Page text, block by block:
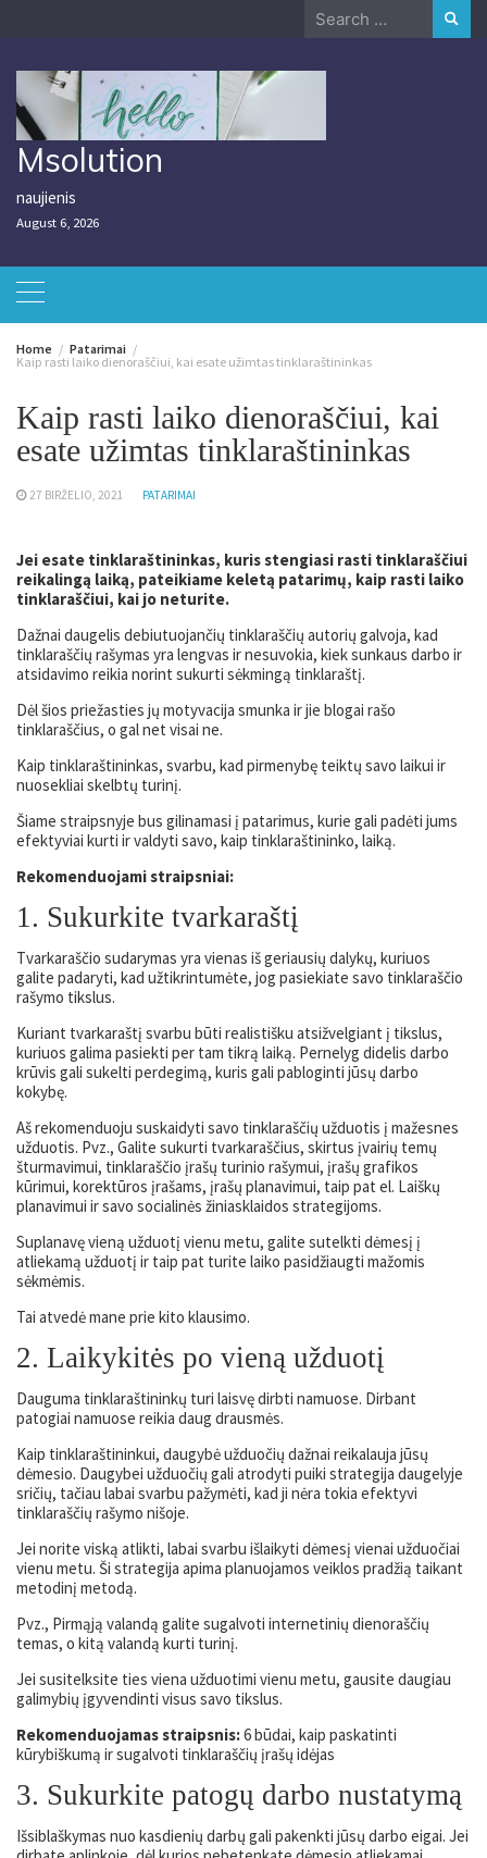
Search
Msolution
naujienis
August 6, 2026
Home
Patarimai
Kaip rasti laiko dienoraščiui, kai esate užimtas tinklaraštininkas
Kaip rasti laiko dienoraščiui, kai
esate užimtas tinklaraštininkas
27 BIRŽELIO, 2021 PATARIMAI
Jei esate tinklaraštininkas, kuris stengiasi rasti tinklaraščiui
reikalingą laiką, pateikiame keletą patarimų, kaip rasti laiko
tinklaraščiui, kai jo neturite.
Dažnai daugelis debiutuojančių tinklaraščių autorių galvoja, kad
tinklaraščių rašymas yra lengvas ir nesuvokia, kiek sunkaus darbo ir
atsidavimo reikia norint sukurti sėkmingą tinklaraštį.
Dėl šios priežasties jų motyvacija smunka ir jie blogai rašo
tinklaraščius, o gal net visai ne.
Kaip tinklaraštininkas, svarbu, kad pirmenybę teiktų savo laikui ir
nuosekliai skelbtų turinį.
Šiame straipsnyje bus gilinamasi į patarimus, kurie gali padėti jums
efektyviai kurti ir valdyti savo, kaip tinklaraštininko, laiką.
Rekomenduojami straipsniai:
1. Sukurkite tvarkaraštį
Tvarkaraščio sudarymas yra vienas iš geriausių dalykų, kuriuos
galite padaryti, kad užtikrintumėte, jog pasiekiate savo tinklaraščio
rašymo tikslus.
Kuriant tvarkaraštį svarbu būti realistišku atsižvelgiant į tikslus,
kuriuos galima pasiekti per tam tikrą laiką. Pernelyg didelis darbo
krūvis gali sukelti perdegimą, kuris gali pabloginti jūsų darbo
kokybę.
Aš rekomenduoju suskaidyti savo tinklaraščių užduotis į mažesnes
užduotis. Pvz., Galite sukurti tvarkaraščius, skirtus įvairių temų
šturmavimui, tinklaraščio įrašų turinio rašymui, įrašų grafikos
kūrimui, korektūros įrašams, įrašų planavimui, taip pat el. Laiškų
planavimui ir savo socialinės žiniasklaidos strategijoms.
Suplanavę vieną užduotį vienu metu, galite sutelkti dėmesį į
atliekamą užduotį ir taip pat turite laiko pasidžiaugti mažomis
sėkmėmis.
Tai atvedė mane prie kito klausimo.
2. Laikykitės po vieną užduotį
Dauguma tinklaraštininkų turi laisvę dirbti namuose. Dirbant
patogiai namuose reikia daug drausmės.
Kaip tinklaraštininkui, daugybė užduočių dažnai reikalauja jūsų
dėmesio. Daugybei užduočių gali atrodyti puiki strategija daugelyje
sričių, tačiau labai svarbu pažymėti, kad ji nėra tokia efektyvi
tinklaraščių rašymo nišoje.
Jei norite viską atlikti, labai svarbu išlaikyti dėmesį vienai užduočiai
vienu metu. Ši strategija apima planuojamos veiklos pradžią taikant
metodinį metodą.
Pvz., Pirmąją valandą galite sugalvoti internetinių dienoraščių
temas, o kitą valandą kurti turinį.
Jei susitelksite ties viena užduotimi vienu metu, gausite daugiau
galimybių įgyvendinti visus savo tikslus.
Rekomenduojamas straipsnis:6 būdai, kaip paskatinti
kūrybiškumą ir sugalvoti tinklaraščių įrašų idėjas
3. Sukurkite patogų darbo nustatymą
Išsiblaškymas nuo kasdienių darbų gali pakenkti jūsų darbo eigai. Jei